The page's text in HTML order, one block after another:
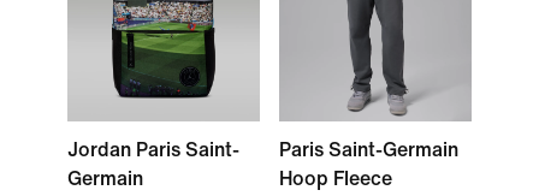
Jordan Paris Saint-
Germain
Paris Saint-Germain
Hoop Fleece